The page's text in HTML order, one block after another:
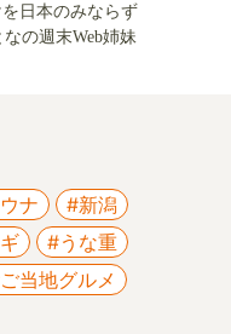
を日本のみならず
の週末Web姉妹
ナ
#新潟
#うな重
当地グルメ